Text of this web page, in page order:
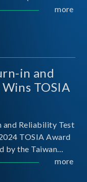
Delivery(PD) 전력
들이 출시되고 있
일 기기, 외장 스토
의
more
in and
and Reliability Test
TOSIA Award
by the Taiwan
Industry
more